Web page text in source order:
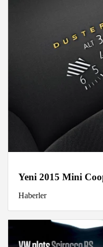
Yeni 2015 Mini
Haberler